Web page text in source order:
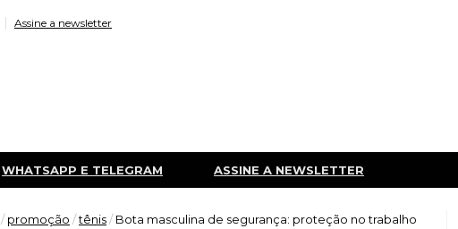
Assine a newsletter
WHATSAPP E TELEGRAM ASSINE A NEWSLETTER
/ promoção /tênis/ Bota masculina de segurança: proteção no trabalho